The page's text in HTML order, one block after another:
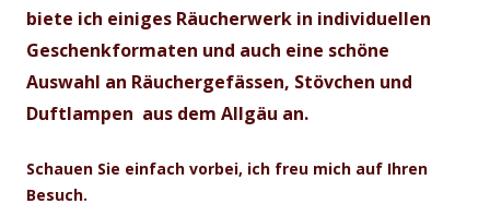
biete ich einiges Räucherwerk in individuellen
Geschenkformaten und auch eine schöne
Auswahl an Räuchergefässen, Stövchen und
Duftlampen aus dem Allgäu an.
Schauen Sie einfach vorbei, ich freu mich auf Ihren
Besuch.